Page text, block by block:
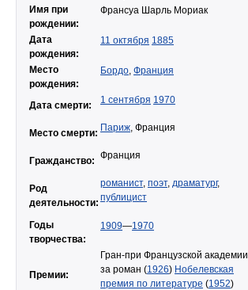
Имя при
рождении:
Франсуа Шарль Мориак
Дата
рождения:
11 октября 1885
Место
рождения:
Бордо, Франция
Дата смерти: 1 сентября 1970
Место смерти: Париж, Франция
Гражданство: Франция
Род
деятельности:
романист, поэт, драматург,
публицист
Годы
творчества:
1909—1970
Премии:
Гран-при Французской академии
за роман (1926) Нобелевская
премия по литературе (1952)